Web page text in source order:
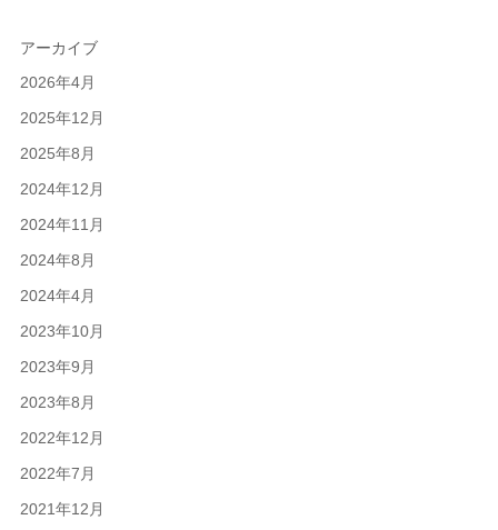
アーカイブ
2026年4月
2025年12月
2025年8月
2024年12月
2024年11月
2024年8月
2024年4月
2023年10月
2023年9月
2023年8月
2022年12月
2022年7月
2021年12月